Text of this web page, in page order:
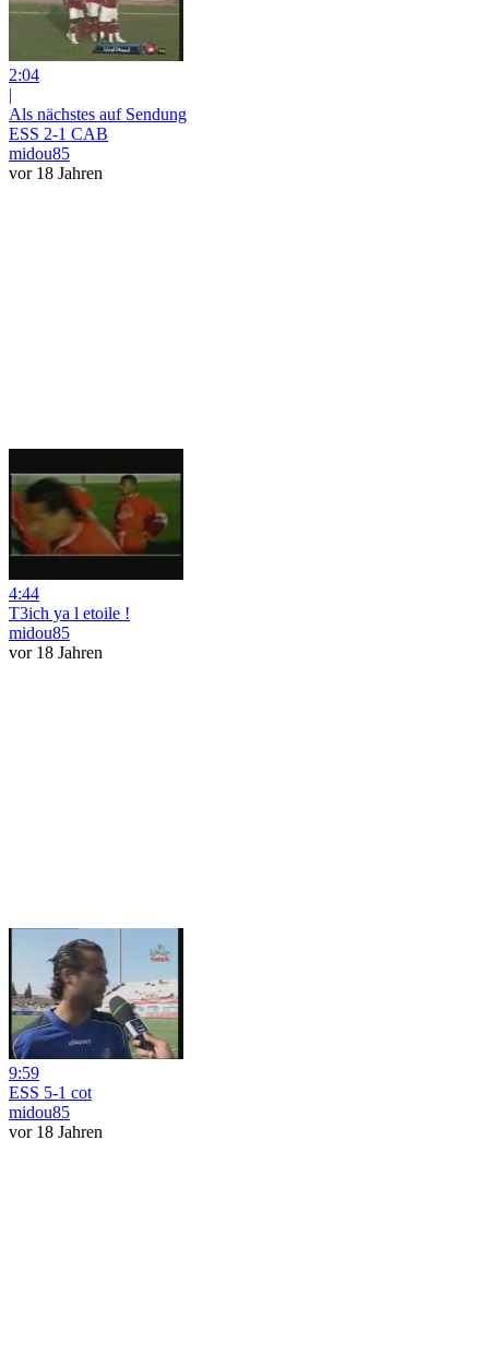
2:04
|
Als nächstes auf Sendung
ESS 2-1 CAB
midou85
vor 18 Jahren
4:44
T3ich ya l etoile !
midou85
vor 18 Jahren
9:59
ESS 5-1 cot
midou85
vor 18 Jahren